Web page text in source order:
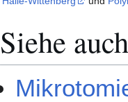
Siehe auch